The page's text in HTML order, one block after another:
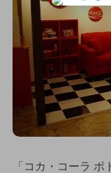
「コカ・コーラ